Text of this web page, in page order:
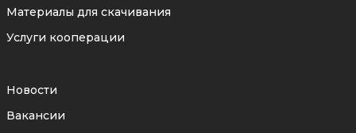
Материалы для скачивания
Услуги кооперации
Новости
Вакансии